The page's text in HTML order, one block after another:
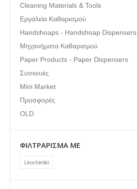
Cleaning Materials & Tools
Εργαλεία Καθαρισμού
Handshoaps - Handshoap Dispensers
Μηχανήματα Καθαρισμού
Paper Products - Paper Dispensers
Συσκευές
Mini Market
Προσφορές
OLD
ΦΙΛΤΡΆΡΙΣΜΑ ΜΕ
Lkochimiki